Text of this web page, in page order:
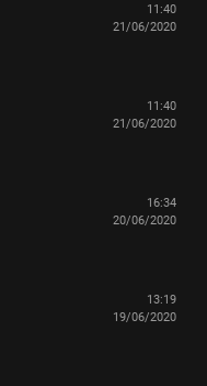
11:40
21/06/2020
11:40
21/06/2020
16:34
20/06/2020
13:19
19/06/2020